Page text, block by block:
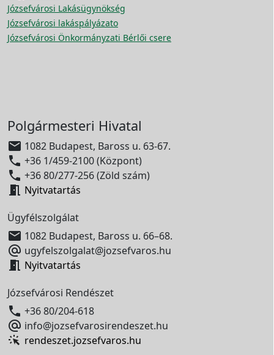
Józsefvárosi Lakásügynökség
Józsefvárosi lakáspályázato
Józsefvárosi Önkormányzati Bérlői csere
Polgármesteri Hivatal
 1082 Budapest, Baross u. 63-67.
 +36 1/459-2100 (Központ)
 +36 80/277-256 (Zöld szám)
 Nyitvatartás
Ügyfélszolgálat
 1082 Budapest, Baross u. 66–68.
 ugyfelszolgalat@jozsefvaros.hu
 Nyitvatartás
Józsefvárosi Rendészet
 +36 80/204-618
 info@jozsefvarosirendeszet.hu
rendeszet.jozsefvaros.hu